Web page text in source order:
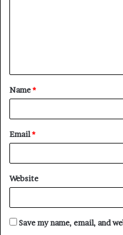
t
*
Name*
Email*
Website
Save my name, email, and